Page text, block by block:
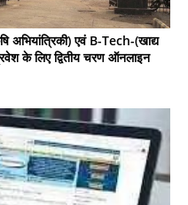
एवं B-Tech-(खाद्य
के लिए द्वितीय चरण ऑनलाइन